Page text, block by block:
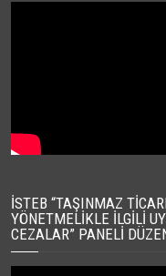
İSTEB “TAŞINMAZ
YÖNETMELIKLE İLGILI
CEZALAR” PANELI